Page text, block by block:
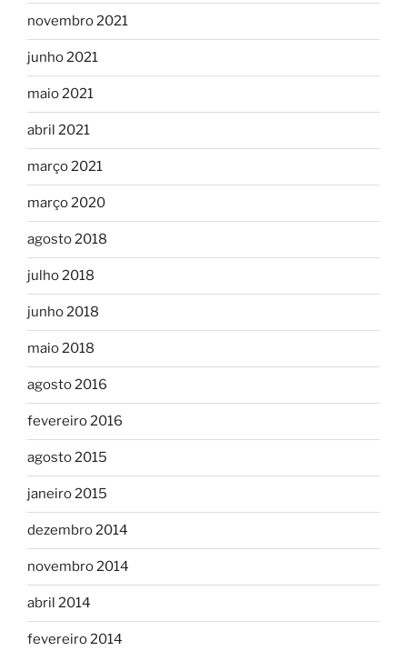
novembro 2021
junho 2021
maio 2021
abril 2021
março 2021
março 2020
agosto 2018
julho 2018
junho 2018
maio 2018
agosto 2016
fevereiro 2016
agosto 2015
janeiro 2015
dezembro 2014
novembro 2014
abril 2014
fevereiro 2014